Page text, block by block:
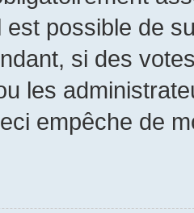
possible de
si des
les
empêche de